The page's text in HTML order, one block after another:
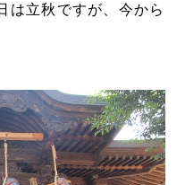
ですが、今から